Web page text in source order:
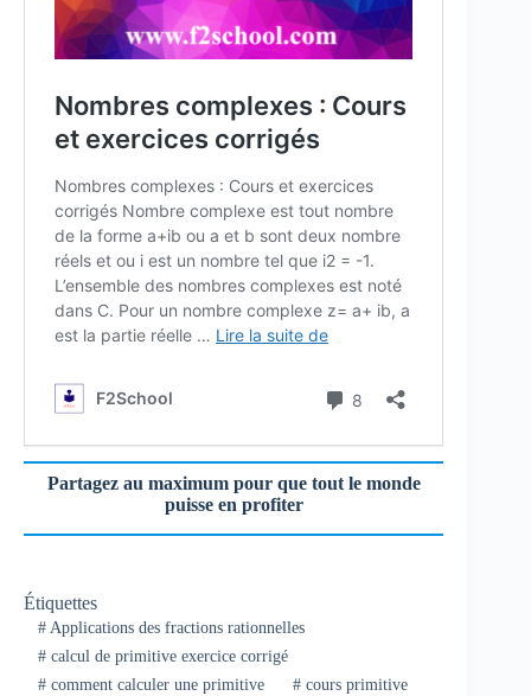
Partagez au maximum pour que tout le monde
puisse en profiter
Étiquettes
#Applications des fractions rationnelles
#calcul de primitive exercice corrigé
#comment calculer une primitive #cours primitive